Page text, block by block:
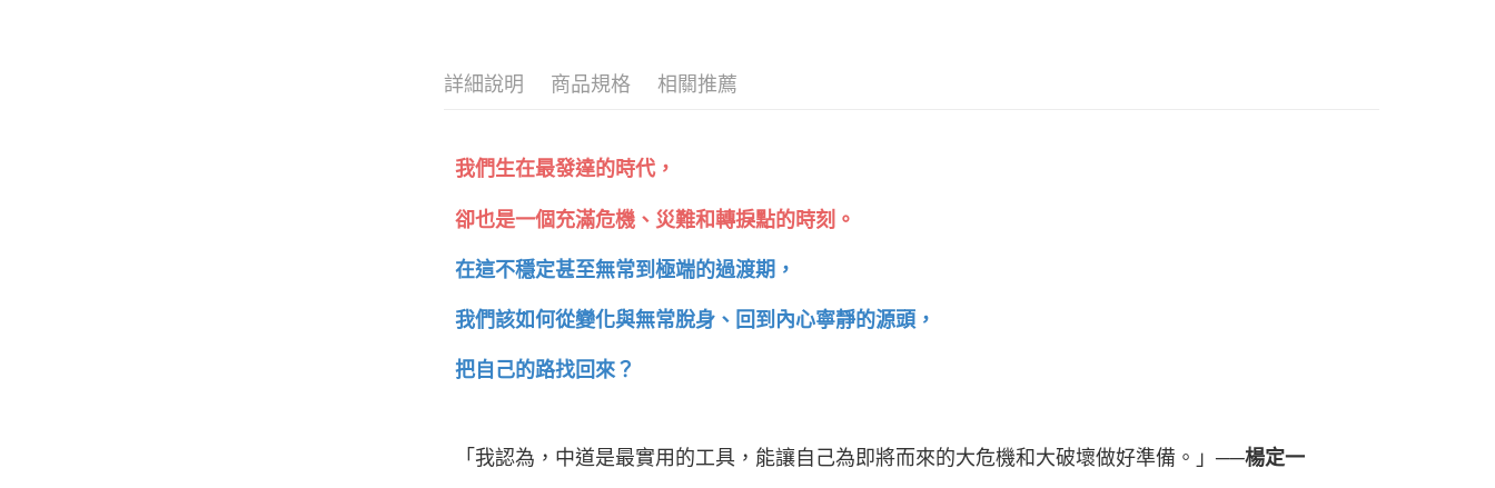
詳細說明 商品規格 相關推薦
我們生在最發達的時代，
卻也是一個充滿危機、災難和轉捩點的時刻。
在這不穩定甚至無常到極端的過渡期，
我們該如何從變化與無常脫身、回到內心寧靜的源頭，
把自己的路找回來？
「我認為，中道是最實用的工具，能讓自己為即將而來的大危機和大破壞做好準備。」──楊定一